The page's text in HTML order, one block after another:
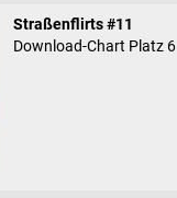
Straßenflirts #11
Download-Chart Platz 6